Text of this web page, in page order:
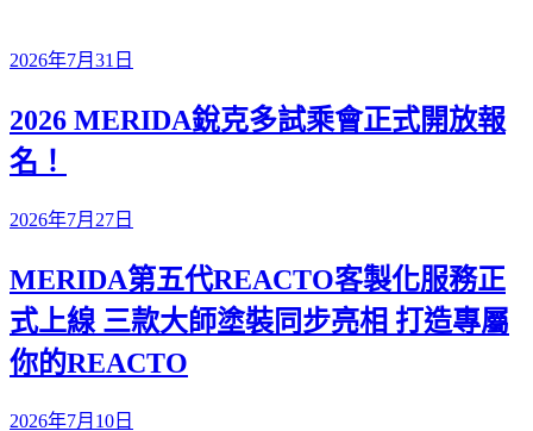
2026年7月31日
2026 MERIDA銳克多試乘會正式開放報
名！
2026年7月27日
MERIDA第五代REACTO客製化服務正
式上線 三款大師塗裝同步亮相 打造專屬
你的REACTO
2026年7月10日